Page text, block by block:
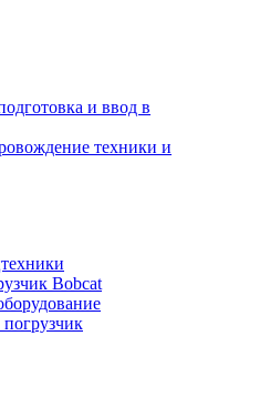
и ввод в
техники и
Bobcat